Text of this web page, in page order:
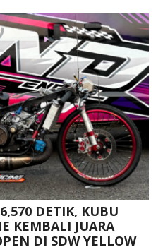
DETIK, KUBU
KEMBALI JUARA
DI SDW YELLOW